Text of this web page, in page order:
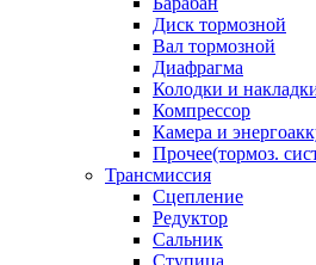
Диск тормозной
Вал тормозной
Диафрагма
Колодки и
Компрессор
Камера и
Прочее(тормоз.
Трансмиссия
Сцепление
Редуктор
Сальник
Ступица